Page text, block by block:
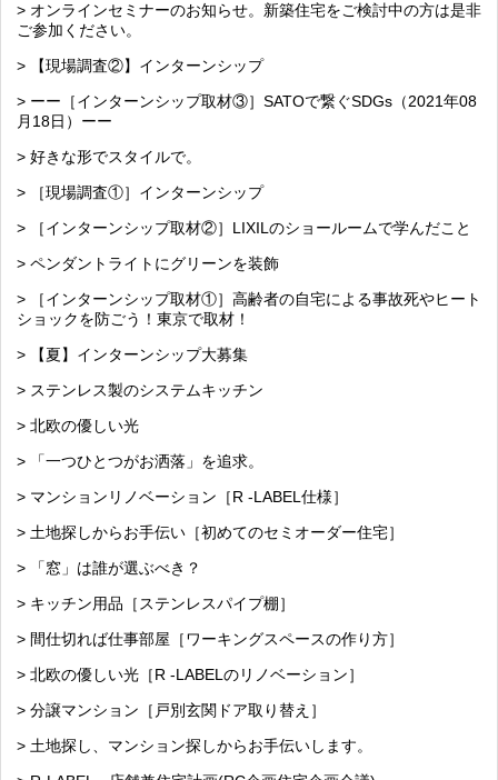
> オンラインセミナーのお知らせ。新築住宅をご検討中の方は是非
ご参加ください。
> 【現場調査②】インターンシップ
> ーー［インターンシップ取材③］SATOで繋ぐSDGs（2021年08
月18日）ーー
> 好きな形でスタイルで。
> ［現場調査①］インターンシップ
> ［インターンシップ取材②］LIXILのショールームで学んだこと
> ペンダントライトにグリーンを装飾
> ［インターンシップ取材①］高齢者の自宅による事故死やヒート
ショックを防ごう！東京で取材！
> 【夏】インターンシップ大募集
> ステンレス製のシステムキッチン
> 北欧の優しい光
> 「一つひとつがお洒落」を追求。
> マンションリノベーション［R -LABEL仕様］
> 土地探しからお手伝い［初めてのセミオーダー住宅］
> 「窓」は誰が選ぶべき？
> キッチン用品［ステンレスパイプ棚］
> 間仕切れば仕事部屋［ワーキングスペースの作り方］
> 北欧の優しい光［R -LABELのリノベーション］
> 分譲マンション［戸別玄関ドア取り替え］
> 土地探し、マンション探しからお手伝いします。